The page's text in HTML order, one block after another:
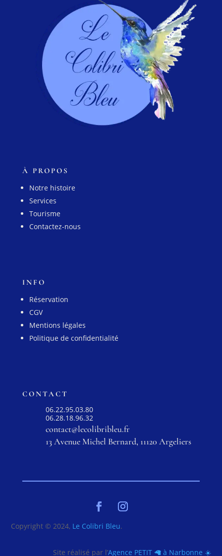
À PROPOS
Notre histoire
Services
Tourisme
Contactez-nous
INFO
Réservation
CGV
Mentions légales
Politique de confidentialité
CONTACT
06.22.95.03.80
06.28.18.96.32
contact@lecolibribleu.fr
13 Avenue Michel Bernard, 11120 Argeliers
Copyright © 2024, Le Colibri Bleu.
Site réalisé par l’Agence PETIT 🦙 à Narbonne ☀️